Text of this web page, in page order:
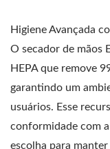
Higiene Avançada
O secador de mãos
HEPA que remove
garantindo um
usuários. Esse
conformidade com
escolha para